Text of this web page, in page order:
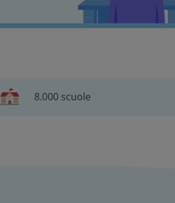
8.000 scuole